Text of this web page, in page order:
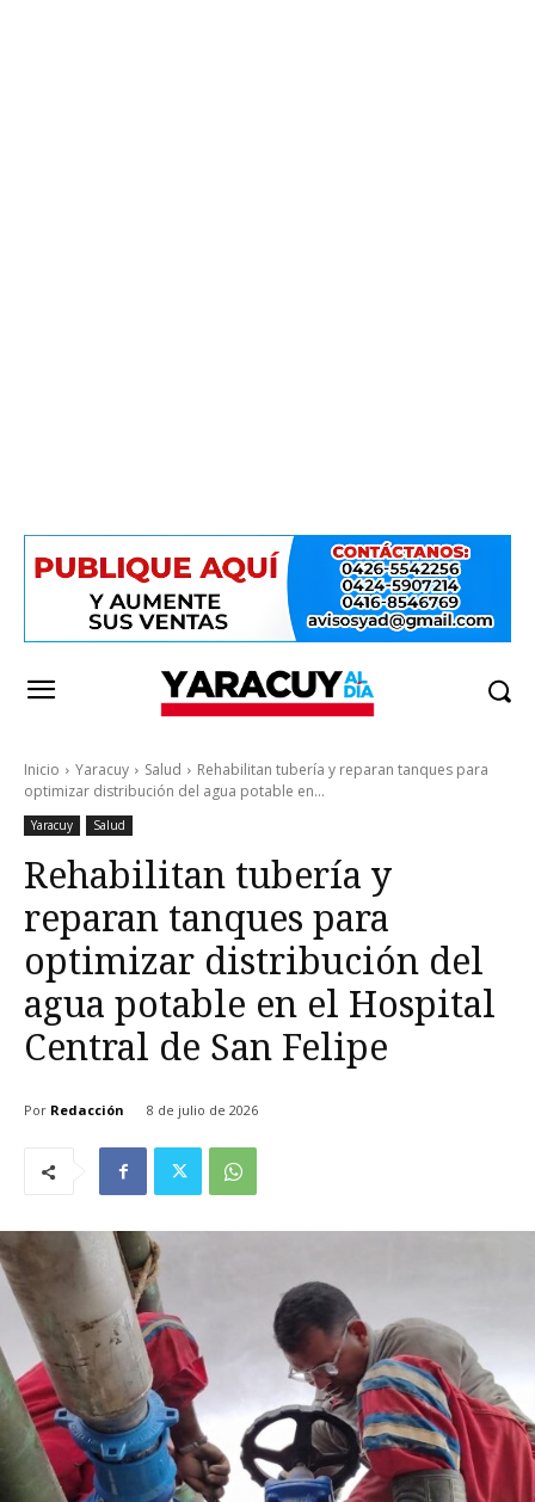
Inicio Yaracuy Salud
Rehabilitan tubería y reparan tanques para
optimizar distribución del agua potable en...
Yaracuy Salud
Rehabilitan tubería y
reparan tanques para
optimizar distribución del
agua potable en el Hospital
Central de San Felipe
Por Redacción 8 de julio de 2026